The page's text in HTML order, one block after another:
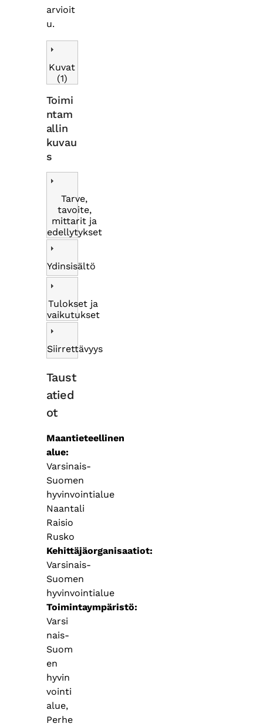
arvioit
u.
Kuvat
(1)
Toimi
ntam
allin
kuvau
s
Tarve,
tavoite,
mittarit ja
edellytykset
Ydinsisältö
Tulokset ja
vaikutukset
Siirrettävyys
Taust
atied
ot
Maantieteellinen
alue
Varsinais-
Suomen
hyvinvointialue
Naantali
Raisio
Rusko
Kehittäjäorganisaatiot
Varsinais-
Suomen
hyvinvointialue
Toimintaympäristö
Varsi
nais-
Suom
en
hyvin
vointi
alue,
Perhe